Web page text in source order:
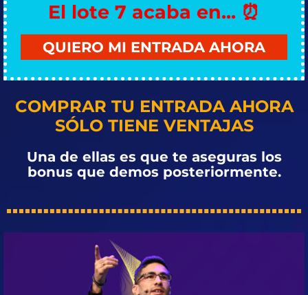
El lote 7 acaba en... ⏰
QUIERO MI ENTRADA AHORA
COMPRAR TU ENTRADA AHORA
SÓLO TIENE VENTAJAS
Una de ellas es que te aseguras los
bonus que demos posteriormente.